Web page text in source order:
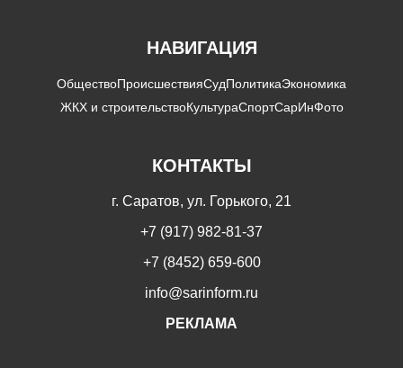
НАВИГАЦИЯ
ОбществоПроисшествияСудПолитикаЭкономика
ЖКХ и строительствоКультураСпортСарИнФото
КОНТАКТЫ
г. Саратов, ул. Горького, 21
+7 (917) 982-81-37
+7 (8452) 659-600
info@sarinform.ru
РЕКЛАМА